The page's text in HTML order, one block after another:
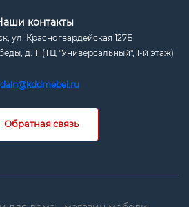
контакты
ул. Красногвардейская 127Б
д. 11 (ТЦ "Универсальный", 1-й этаж)
daln@kddmebel.ru
Обратная связь